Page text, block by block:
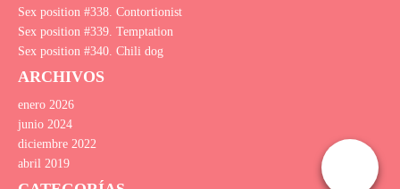
Sex position #338. Сontortionist
Sex position #339. Temptation
Sex position #340. Сhili dog
ARCHIVOS
enero 2026
junio 2024
diciembre 2022
abril 2019